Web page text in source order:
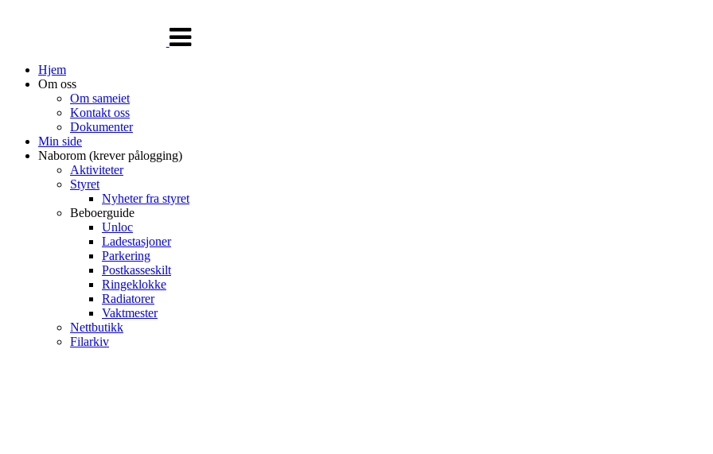
navigasjon
Hjem
Om oss
Om sameiet
Kontakt oss
Dokumenter
Min side
Naborom (krever pålogging)
Aktiviteter
Styret
Nyheter fra styret
Beboerguide
Unloc
Ladestasjoner
Parkering
Postkasseskilt
Ringeklokke
Radiatorer
Vaktmester
Nettbutikk
Filarkiv